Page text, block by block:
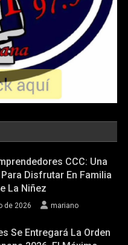
CCC: Una
Disfrutar En Familia
La Niñez
de 2026 mariano
Se Entregará La Orden